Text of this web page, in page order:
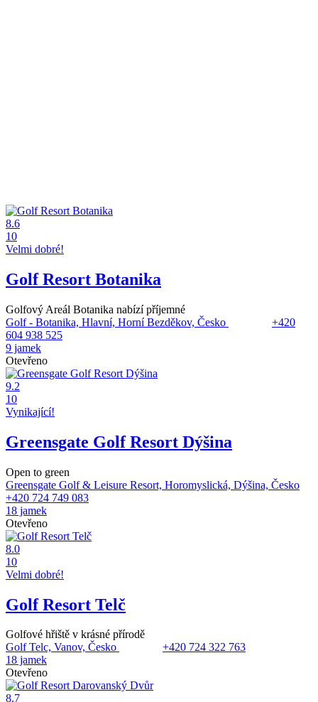
8.6
10
Velmi dobré!
Golf Resort Botanika
Golfový Areál Botanika nabízí příjemné
Golf - Botanika, Hlavní, Horní Bezděkov, Česko
+420
604 938 525
9 jamek
Otevřeno
9.2
10
Vynikající!
Greensgate Golf Resort Dýšina
Open to green
Greensgate Golf & Leisure Resort, Horomyslická, Dýšina, Česko
+420 724 749 083
18 jamek
Otevřeno
8.0
10
Velmi dobré!
Golf Resort Telč
Golfové hřiště v krásné přírodě
Golf Telc, Vanov, Česko
+420 724 322 763
18 jamek
Otevřeno
8.7